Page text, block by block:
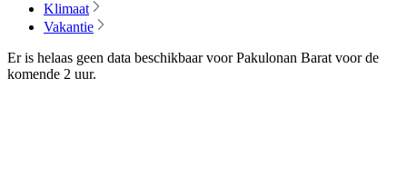
Klimaat
Vakantie
Er is helaas geen data beschikbaar voor Pakulonan Barat voor de
komende 2 uur.